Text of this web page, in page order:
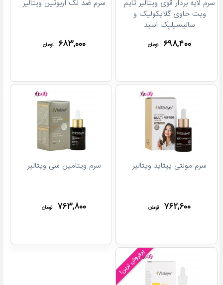
سرم لایه بردار قوی ویتالیر تایم
ویت حاوی گلایکولیک و
سالیسیلیک اسید
۶۹۸,۴۰۰ تومان
سرم ضد لک آربوتین ویتالیر
۶۸۳,۰۰۰ تومان
سرم مولتی پپتاید ویتالیر
۷۶۲,۶۰۰ تومان
سرم ویتامین سی ویتالیر
۷۶۳,۸۰۰ تومان
پرفروش ترین!